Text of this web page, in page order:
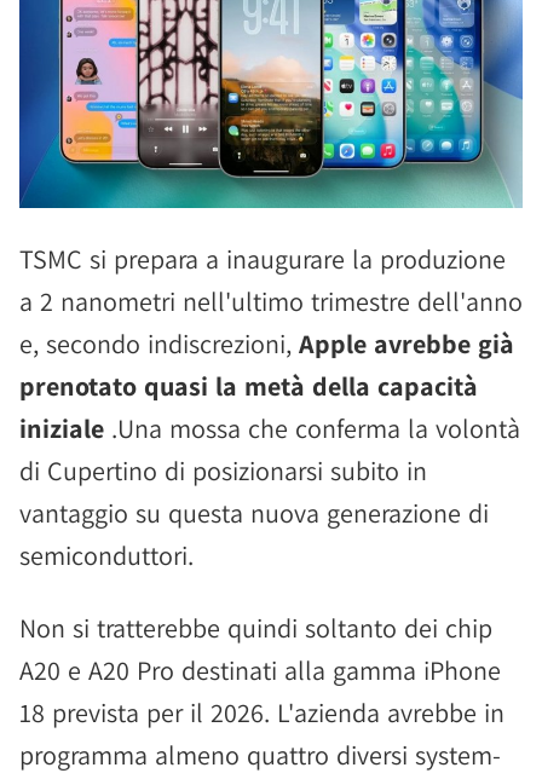
TSMC si prepara a inaugurare la produzione
a 2 nanometri nell'ultimo trimestre dell'anno
e, secondo indiscrezioni, Apple avrebbe già
prenotato quasi la metà della capacità
iniziale .Una mossa che conferma la volontà
di Cupertino di posizionarsi subito in
vantaggio su questa nuova generazione di
semiconduttori.
Non si tratterebbe quindi soltanto dei chip
A20 e A20 Pro destinati alla gamma iPhone
18 prevista per il 2026. L'azienda avrebbe in
programma almeno quattro diversi system-